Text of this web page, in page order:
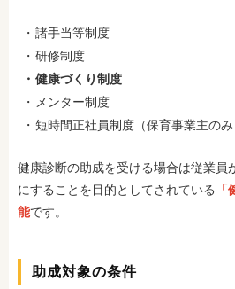
諸手当等制度
研修制度
健康づくり制度
メンター制度
短時間正社員制度（保育事業主のみ
健康診断の助成を受ける場合は従業員
にすることを目的としてされている
能です。
助成対象の条件